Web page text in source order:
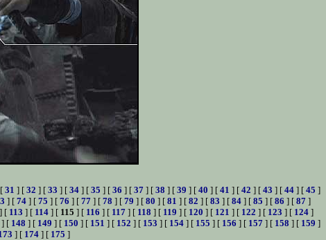
31 ] [ 32 ] [ 33 ] [ 34 ] [ 35 ] [ 36 ] [ 37 ] [ 38 ] [ 39 ] [ 40 ] [ 41 ] [ 42 ] [ 43 ] [ 44 ] [ 45 ]
] [ 74] [ 75 ] [ 76 ] [ 77] [ 78 ] [ 79 ] [ 80 ] [ 81 ] [ 82 ] [ 83 ] [ 84] [ 85 ] [ 86 ] [ 87]
] [ 113 ] [ 114 ] [ 115 ] [ 116 ] [ 117 ] [ 118 ] [ 119 ] [ 120 ] [ 121 ] [ 122 ] [ 123 ] [ 124 ]
[ 148 ] [ 149 ] [ 150 ] [ 151 ] [ 152 ] [ 153 ] [ 154] [ 155 ] [ 156 ] [ 157] [ 158 ] [ 159 ]
] [ 174] [ 175 ]